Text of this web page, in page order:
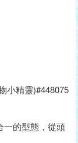
小精靈)#448075
一的型態，從頭